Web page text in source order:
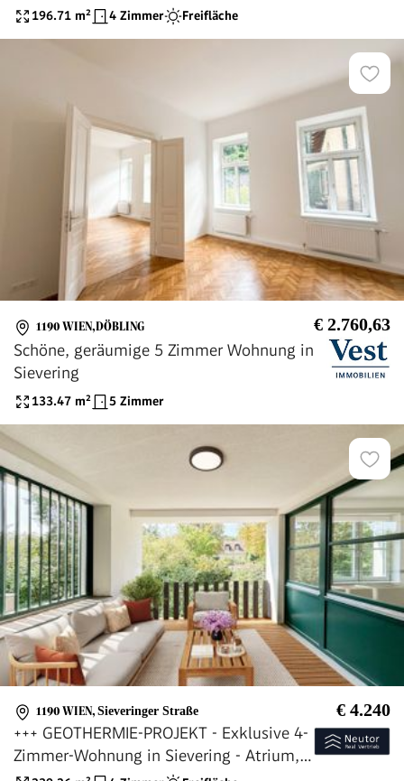
196.71 m² 4 Zimmer Freifläche
1190 WIEN,DÖBLING € 2.760,63
Schöne, geräumige 5 Zimmer Wohnung in
Sievering
133.47 m² 5 Zimmer
1190 WIEN, Sieveringer Straße € 4.240
+++ GEOTHERMIE-PROJEKT - Exklusive 4-
Zimmer-Wohnung in Sievering - Atrium,